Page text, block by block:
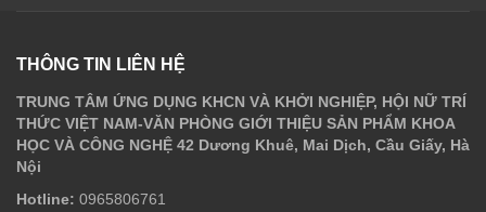
THÔNG TIN LIÊN HỆ
TRUNG TÂM ỨNG DỤNG KHCN VÀ KHỞI NGHIỆP, HỘI NỮ TRÍ
THỨC VIỆT NAM-VĂN PHÒNG GIỚI THIỆU SẢN PHẨM KHOA
HỌC VÀ CÔNG NGHỆ 42 Dương Khuê, Mai Dịch, Cầu Giấy, Hà
Nội
Hotline: 0965806761